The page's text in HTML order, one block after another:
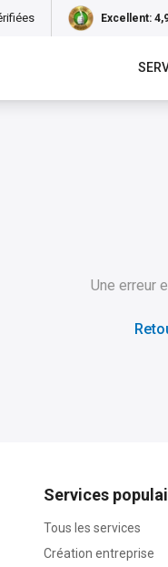
Excellent:
Une erreur
Services
Tous les services
Création entreprise